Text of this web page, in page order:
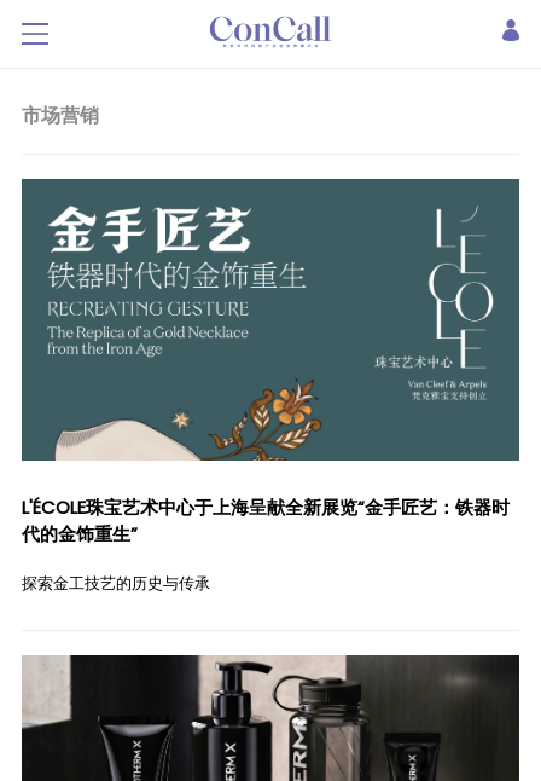
市场营销
L'ÉCOLE珠宝艺术中心于上海呈献全新展览“金手匠艺：铁器时
代的金饰重生”
探索金工技艺的历史与传承